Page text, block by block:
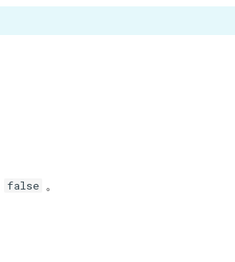
false 。